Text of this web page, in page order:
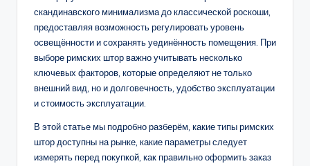
скандинавского минимализма до классической роскоши,
предоставляя возможность регулировать уровень
освещённости и сохранять уединённость помещения. При
выборе римских штор важно учитывать несколько
ключевых факторов, которые определяют не только
внешний вид, но и долговечность, удобство эксплуатации
и стоимость эксплуатации.
В этой статье мы подробно разберём, какие типы римских
штор доступны на рынке, какие параметры следует
измерять перед покупкой, как правильно оформить заказ